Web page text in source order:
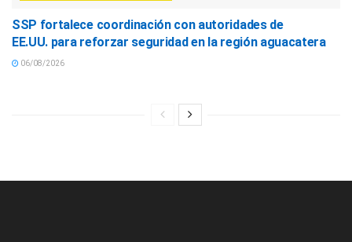
SSP fortalece coordinación con autoridades de
EE.UU. para reforzar seguridad en la región aguacatera
06/08/2026